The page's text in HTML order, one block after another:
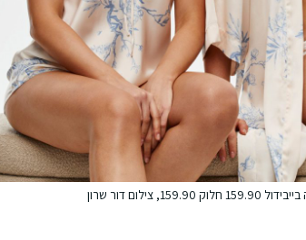
159.90, צילום דור שרון